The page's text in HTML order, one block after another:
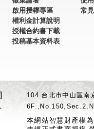
啟用授權專區
權利金計算說明
授權合約書下載
投稿基本資料表
常
104 台北市中山區
本網站智慧財產權